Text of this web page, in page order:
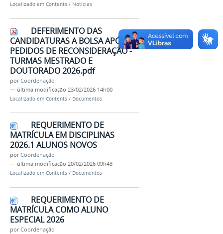
Localizado em Contents / Notícias
DEFERIMENTO DAS
CANDIDATURAS A BOLSA APÓS
PEDIDOS DE RECONSIDERAÇÃO -
TURMAS MESTRADO E
DOUTORADO 2026.pdf
porCoordenação
— última modificação 23/02/2026 14h00
Localizado em Contents / Documentos
REQUERIMENTO DE
MATRÍCULA EM DISCIPLINAS
2026.1 ALUNOS NOVOS
porCoordenação
— última modificação 20/02/2026 09h43
Localizado em Contents / Documentos
REQUERIMENTO DE
MATRÍCULA COMO ALUNO
ESPECIAL 2026
porCoordenação